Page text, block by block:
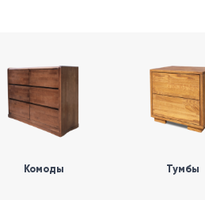
Комоды Тумбы